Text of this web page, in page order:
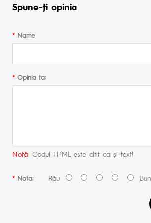
Spune-ţi opinia
Name
Opinia ta:
Notă: Codul HTML este citit ca şi text!
Nota:Rău Bun